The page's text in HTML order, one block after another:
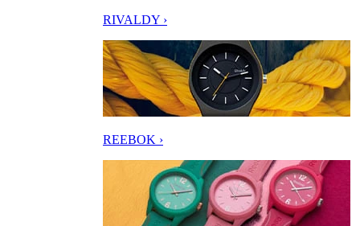
RIVALDY ›
REEBOK ›